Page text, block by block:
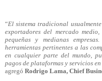
“El sistema tradicional
exportadores del mercado
pequeñas y medianas
herramientas pertinentes a las
en cualquier parte del mundo,
pagos de plataformas y servicios
agregó Rodrigo Lama, Chief